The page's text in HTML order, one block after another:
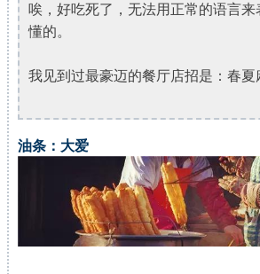
唉，好吃死了，无法用正常的语言
懂的。
我见到过最豪迈的餐厅店招是：春夏
油条：大爱